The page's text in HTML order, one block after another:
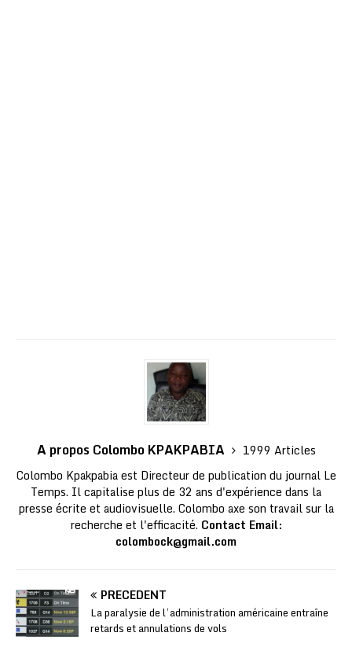
A propos Colombo KPAKPABIA
1999 Articles
Colombo Kpakpabia est Directeur de publication du journal Le
Temps. Il capitalise plus de 32 ans d'expérience dans la
presse écrite et audiovisuelle. Colombo axe son travail sur la
recherche et l'efficacité. Contact Email:
colombock@gmail.com
PRÉCÉDENT
La paralysie de l’administration américaine entraîne
retards et annulations de vols